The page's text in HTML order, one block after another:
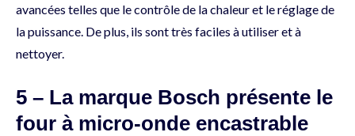
avancées telles que le contrôle de la chaleur et le réglage de
la puissance. De plus, ils sont très faciles à utiliser et à
nettoyer.
5 – La marque Bosch présente le
four à micro-onde encastrable